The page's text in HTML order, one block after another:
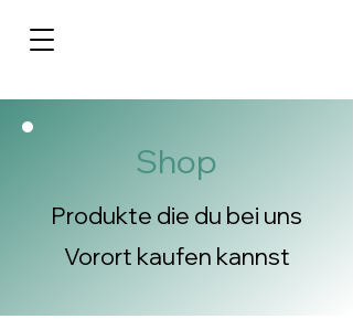
Shop
Produkte die du bei uns
Vorort kaufen kannst